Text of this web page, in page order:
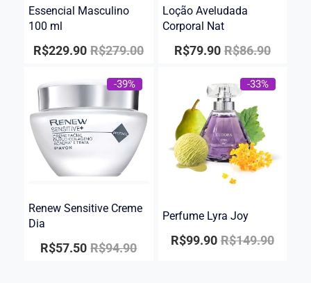
Essencial Masculino
100 ml
R$279.00
R$229.90
Loção Aveludada
Corporal Nat
R$86.90
R$79.90
-39%
Renew Sensitive Creme
Dia
R$94.90
R$57.50
-33%
Perfume Lyra Joy
R$149.90
R$99.90